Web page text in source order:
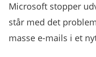
Microsoft stopper
står med det
masse e-mails i et